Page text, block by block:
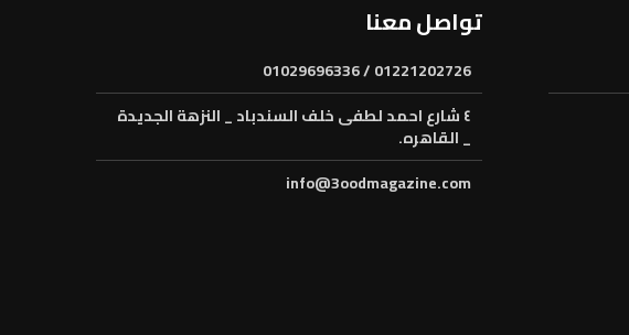
تواصل معنا
01221202726 / 01029696336
٤ شارع احمد لطفى خلف السندباد _ النزهة الجديدة
_ القاهره.
info@3oodmagazine.com